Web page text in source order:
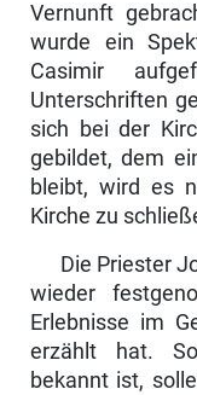
Vernunft
wurde ein
Casimir
Unterschriften
sich bei der
gebildet, dem
bleibt, wird es
Kirche zu
Die Priester
wieder
Erlebnisse im
erzählt hat.
bekannt ist,